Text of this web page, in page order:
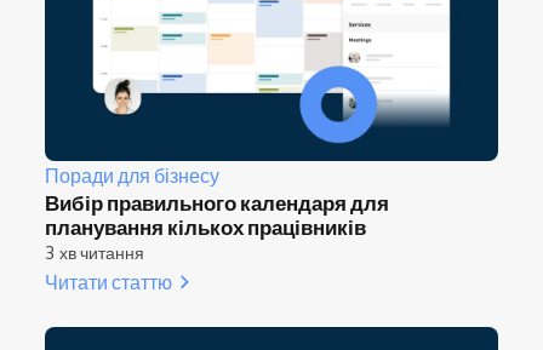
Поради для бізнесу
Вибір правильного календаря для
планування кількох працівників
3 хв читання
Читати статтю